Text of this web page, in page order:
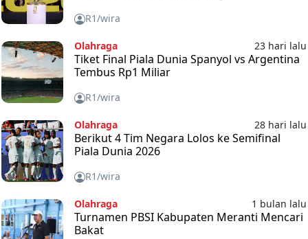
R1/wira
Olahraga 23 hari lalu
Tiket Final Piala Dunia Spanyol vs Argentina
Tembus Rp1 Miliar
R1/wira
Olahraga 28 hari lalu
Berikut 4 Tim Negara Lolos ke Semifinal
Piala Dunia 2026
R1/wira
Olahraga 1 bulan lalu
Turnamen PBSI Kabupaten Meranti Mencari
Bakat